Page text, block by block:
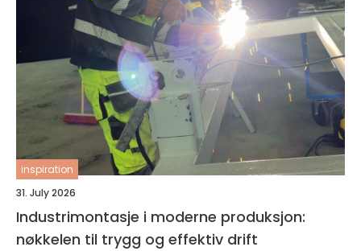
inspiration
31. July 2026
Industrimontasje i moderne produksjon:
nøkkelen til trygg og effektiv drift